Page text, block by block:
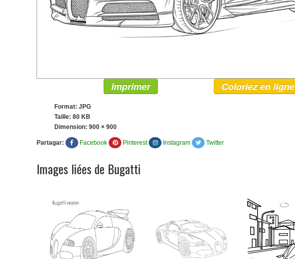
Imprimer Coloriez en ligne
Format: JPG
Taille: 80 KB
Dimension: 900 × 900
Partagar: Facebook Pinterest Instagram Twitter
Images liées de Bugatti